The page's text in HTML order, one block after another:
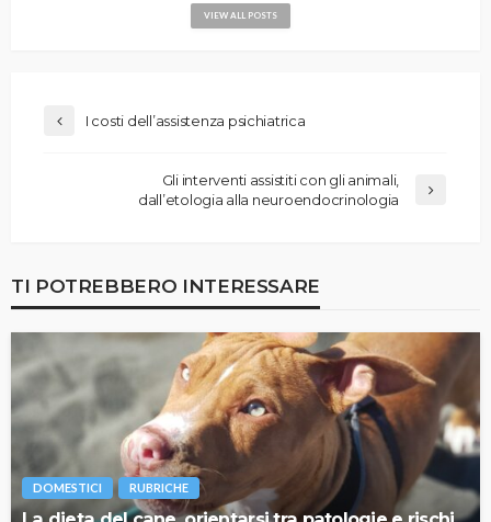
VIEW ALL POSTS
I costi dell’assistenza psichiatrica
Gli interventi assistiti con gli animali,
dall’etologia alla neuroendocrinologia
TI POTREBBERO INTERESSARE
DOMESTICI RUBRICHE